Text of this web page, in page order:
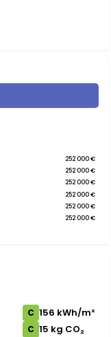
252 000 €
252 000 €
252 000 €
252 000 €
252 000 €
252 000 €
C 156 kWh/m²
C 15 kg CO₂